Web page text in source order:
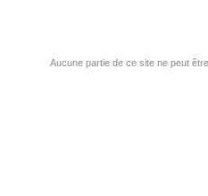
Aucune partie de ce site ne peut